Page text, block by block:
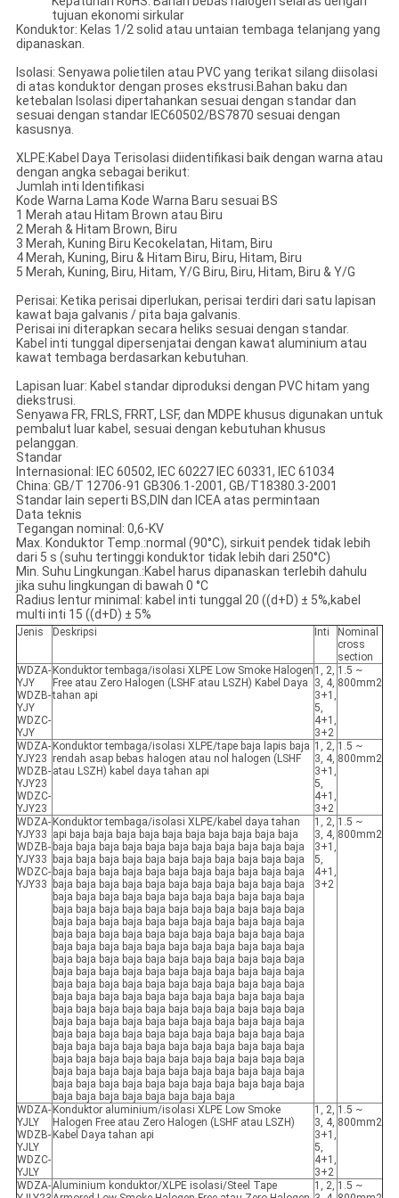
tujuan ekonomi sirkular
Konduktor: Kelas 1/2 solid atau untaian tembaga telanjang yang
dipanaskan.
Isolasi: Senyawa polietilen atau PVC yang terikat silang diisolasi
di atas konduktor dengan proses ekstrusi.Bahan baku dan
ketebalan Isolasi dipertahankan sesuai dengan standar dan
sesuai dengan standar IEC60502/BS7870 sesuai dengan
kasusnya.
XLPE:Kabel Daya Terisolasi diidentifikasi baik dengan warna atau
dengan angka sebagai berikut:
Jumlah inti Identifikasi
Kode Warna Lama Kode Warna Baru sesuai BS
1 Merah atau Hitam Brown atau Biru
2 Merah & Hitam Brown, Biru
3 Merah, Kuning Biru Kecokelatan, Hitam, Biru
4 Merah, Kuning, Biru & Hitam Biru, Biru, Hitam, Biru
5 Merah, Kuning, Biru, Hitam, Y/G Biru, Biru, Hitam, Biru & Y/G
Perisai: Ketika perisai diperlukan, perisai terdiri dari satu lapisan
kawat baja galvanis / pita baja galvanis.
Perisai ini diterapkan secara heliks sesuai dengan standar.
Kabel inti tunggal dipersenjatai dengan kawat aluminium atau
kawat tembaga berdasarkan kebutuhan.
Lapisan luar: Kabel standar diproduksi dengan PVC hitam yang
diekstrusi.
Senyawa FR, FRLS, FRRT, LSF, dan MDPE khusus digunakan untuk
pembalut luar kabel, sesuai dengan kebutuhan khusus
pelanggan.
Standar
Internasional: IEC 60502, IEC 60227 IEC 60331, IEC 61034
China: GB/T 12706-91 GB306.1-2001, GB/T18380.3-2001
Standar lain seperti BS,DIN dan ICEA atas permintaan
Data teknis
Tegangan nominal: 0,6-KV
Max. Konduktor Temp.:normal (90°C), sirkuit pendek tidak lebih
dari 5 s (suhu tertinggi konduktor tidak lebih dari 250°C)
Min. Suhu Lingkungan.:Kabel harus dipanaskan terlebih dahulu
jika suhu lingkungan di bawah 0 °C
Radius lentur minimal: kabel inti tunggal 20 ((d+D) ± 5%,kabel
multi inti 15 ((d+D) ± 5%
Jenis Deskripsi Inti
Nominal
cross
section
WDZA-
YJY
WDZB-
YJY
WDZC-
YJY
Konduktor tembaga/isolasi XLPE Low Smoke Halogen
Free atau Zero Halogen (LSHF atau LSZH) Kabel Daya
tahan api
1, 2,
3, 4,
3+1,
5,
4+1,
3+2
1.5 ~
800mm2
WDZA-
YJY23
WDZB-
YJY23
WDZC-
YJY23
Konduktor tembaga/isolasi XLPE/tape baja lapis baja
rendah asap bebas halogen atau nol halogen (LSHF
atau LSZH) kabel daya tahan api
1, 2,
3, 4,
3+1,
5,
4+1,
3+2
1.5 ~
800mm2
WDZA-
YJY33
WDZB-
YJY33
WDZC-
YJY33
Konduktor tembaga/isolasi XLPE/kabel daya tahan
api baja baja baja baja baja baja baja baja baja baja
baja baja baja baja baja baja baja baja baja baja baja
baja baja baja baja baja baja baja baja baja baja baja
baja baja baja baja baja baja baja baja baja baja baja
baja baja baja baja baja baja baja baja baja baja baja
baja baja baja baja baja baja baja baja baja baja baja
baja baja baja baja baja baja baja baja baja baja baja
baja baja baja baja baja baja baja baja baja baja baja
baja baja baja baja baja baja baja baja baja baja baja
baja baja baja baja baja baja baja baja baja baja baja
baja baja baja baja baja baja baja baja baja baja baja
baja baja baja baja baja baja baja baja baja baja baja
baja baja baja baja baja baja baja baja baja baja baja
baja baja baja baja baja baja baja baja baja baja baja
baja baja baja baja baja baja baja baja baja baja baja
baja baja baja baja baja baja baja baja baja baja baja
baja baja baja baja baja baja baja baja baja baja baja
baja baja baja baja baja baja baja baja baja baja baja
baja baja baja baja baja baja baja baja baja baja baja
baja baja baja baja baja baja baja baja baja baja baja
baja baja baja baja baja baja baja baja baja baja baja
baja baja baja baja baja baja baja baja
1, 2,
3, 4,
3+1,
5,
4+1,
3+2
1.5 ~
800mm2
WDZA-
YJLY
WDZB-
YJLY
WDZC-
YJLY
Konduktor aluminium/isolasi XLPE Low Smoke
Halogen Free atau Zero Halogen (LSHF atau LSZH)
Kabel Daya tahan api
1, 2,
3, 4,
3+1,
5,
4+1,
3+2
1.5 ~
800mm2
WDZA-Aluminium konduktor/XLPE isolasi/Steel Tape
1, 2, 1.5 ~